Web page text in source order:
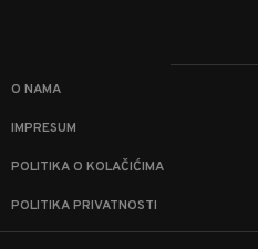
O NAMA
IMPRESUM
POLITIKA O KOLAČIĆIMA
POLITIKA PRIVATNOSTI